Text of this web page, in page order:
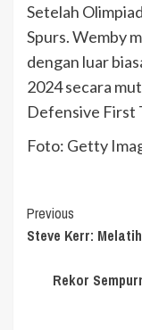
Setelah
Spurs. Wemby
dengan luar
2024 secara
Defensive First
Foto: Getty
Continue
Reading
Previous
Steve Kerr:
Rekor